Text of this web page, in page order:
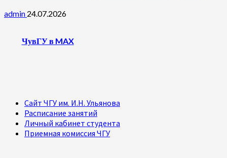
admin 24.07.2026
ЧувГУ в MAX
Сайт ЧГУ им. И.Н. Ульянова
Расписание занятий
Личный кабинет студента
Приемная комиссия ЧГУ